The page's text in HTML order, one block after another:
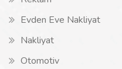
Evden Eve Nakliyat
Nakliyat
Otomotiv